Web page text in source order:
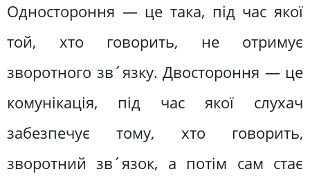
Одностороння — це така, під час якої
той, хто говорить, не отримує
зворотного зв´язку. Двостороння — це
комунікація, під час якої слухач
забезпечує тому, хто говорить,
зворотний зв´язок, а потім сам стає